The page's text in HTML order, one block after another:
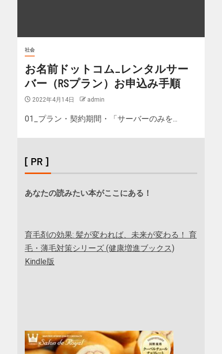
社会
お名前ドットコム_レンタルサー
バー（RSプラン）お申込み手順
2022年4月14日 admin
01_プラン・契約期間・「サーバーのみを...
[ PR ]
あなたの読みたい本がここにある！
育毛剤の効果: 髪が変われば、未来が変わる！ 育
毛・薄毛対策シリーズ (健康増進ブックス)
Kindle版